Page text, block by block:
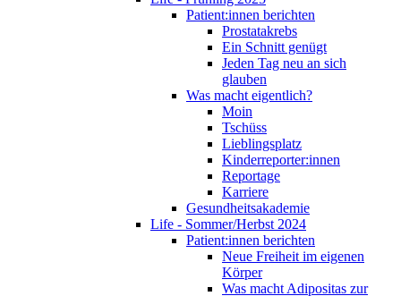
Patient:innen berichten
Prostatakrebs
Ein Schnitt genügt
Jeden Tag neu an sich
glauben
Was macht eigentlich?
Moin
Tschüss
Lieblingsplatz
Kinderreporter:innen
Reportage
Karriere
Gesundheitsakademie
Life - Sommer/Herbst 2024
Patient:innen berichten
Neue Freiheit im eigenen
Körper
Was macht Adipositas zur